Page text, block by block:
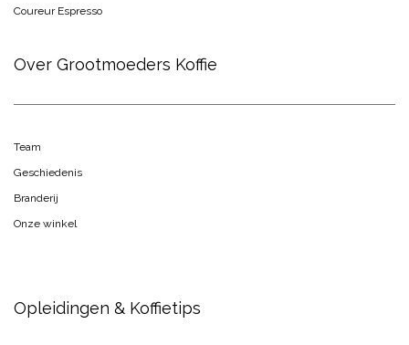
Coureur Espresso
Over Grootmoeders Koffie
Team
Geschiedenis
Branderij
Onze winkel
Opleidingen & Koffietips